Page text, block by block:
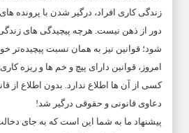
زندگی کاری افراد، درگیر شدن با پرونده
دور از ذهن نیست. هرچه پیچیدگی های
شود؛ قوانین نیز به همان نسبت پیچیده‌تر
امروز، قوانین دارای پیچ و خم ها و ریزه
کسی از آن ها اطلاع ندارد. بدون اطلاع از
دعاوی قانونی و حقوقی درگیر شد!
پیشنهاد ما به شما این است که به جای